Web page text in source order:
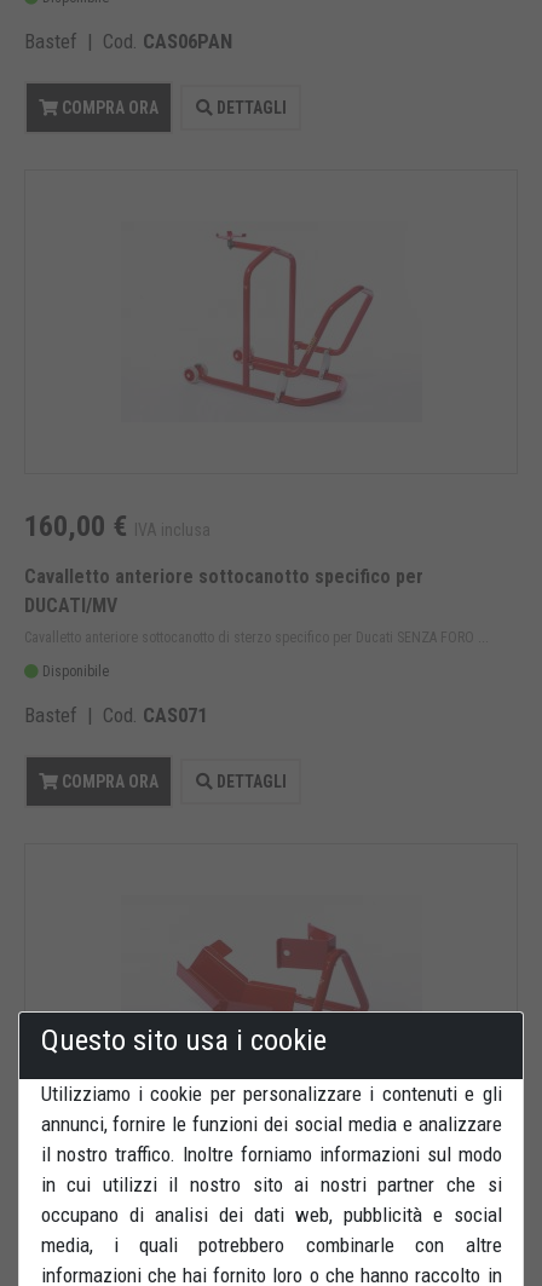
Bastef | Cod. CAS06PAN
COMPRA ORA DETTAGLI
160,00 € IVA inclusa
Cavalletto anteriore sottocanotto specifico per
DUCATI/MV
Cavalletto anteriore sottocanotto di sterzo specifico per Ducati SENZA FORO ...
Disponibile
Bastef | Cod. CAS071
COMPRA ORA DETTAGLI
120,00 €IVA inclusa
Pedana parcheggio anteriore
Questo sito usa i cookie
Utilizziamo i cookie per personalizzare i contenuti e gli
annunci, fornire le funzioni dei social media e analizzare
il nostro traffico. Inoltre forniamo informazioni sul modo
in cui utilizzi il nostro sito ai nostri partner che si
occupano di analisi dei dati web, pubblicità e social
media, i quali potrebbero combinarle con altre
informazioni che hai fornito loro o che hanno raccolto in